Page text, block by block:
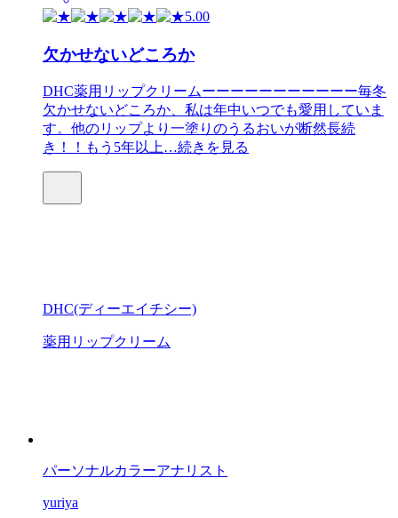
5.00
欠かせないどころか
DHC薬用リップクリームーーーーーーーーーーー毎冬
欠かせないどころか、私は年中いつでも愛用していま
す。他のリップより一塗りのうるおいが断然長続
き！！もう5年以上…続きを見る
DHC(ディーエイチシー)
薬用リップクリーム
パーソナルカラーアナリスト
yuriya